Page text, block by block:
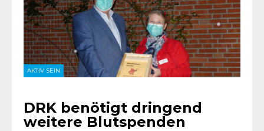
AKTIV SEIN
DRK benötigt dringend
weitere Blutspenden